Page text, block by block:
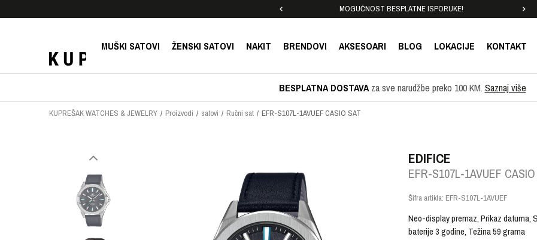
MOGUĆNOST BESPLATNE ISPORUKE!
MUŠKI SATOVI ŽENSKI SATOVI NAKIT BRENDOVI AKSESOARI BLOG LOKACIJE KONTAKT
BESPLATNA DOSTAVAza sve narudžbe preko 100 KM. Saznaj više
KUPREŠAK WATCHES & JEWELRY Proizvodi satovi Ručni sat EFR-S107L-1AVUEF CASIO SAT
EDIFICE
EFR-S107L-1AVUEF
Šifra artikla: EFR-S107L-1AVUEF
Neo-display premaz, Prikaz datuma,
baterije 3 godine, Težina 59 grama